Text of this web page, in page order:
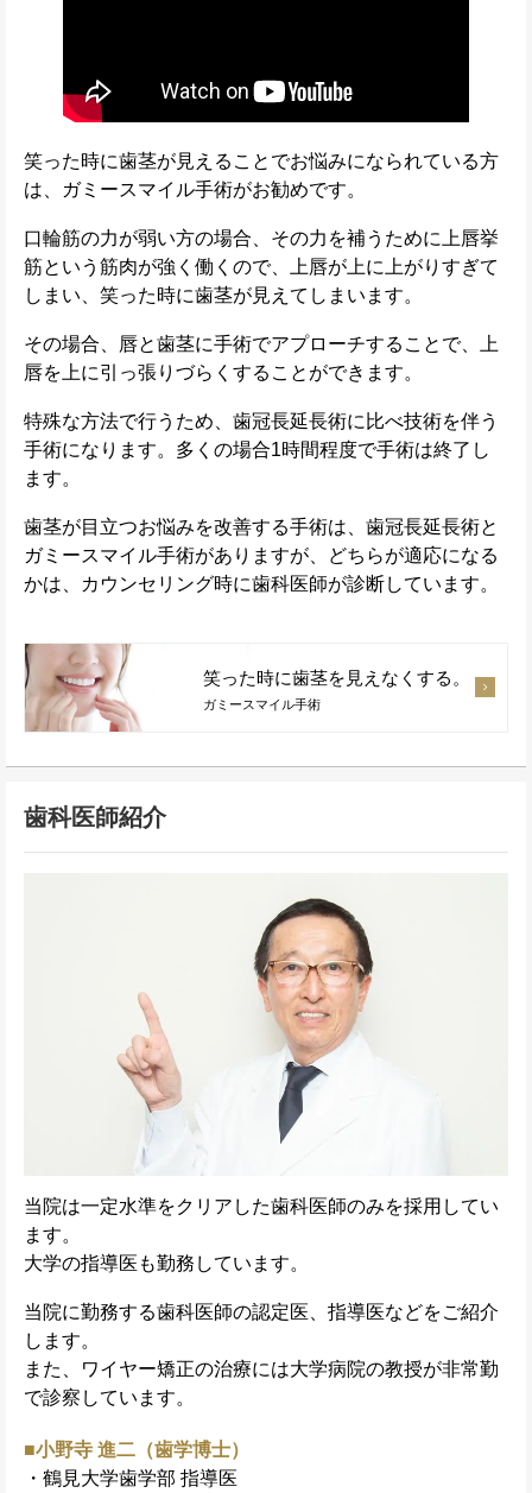
笑った時に歯茎が見えることでお悩みになられている方
は、ガミースマイル手術がお勧めです。
口輪筋の力が弱い方の場合、その力を補うために上唇挙
筋という筋肉が強く働くので、上唇が上に上がりすぎて
しまい、笑った時に歯茎が見えてしまいます。
その場合、唇と歯茎に手術でアプローチすることで、上
唇を上に引っ張りづらくすることができます。
特殊な方法で行うため、歯冠長延長術に比べ技術を伴う
手術になります。多くの場合1時間程度で手術は終了し
ます。
歯茎が目立つお悩みを改善する手術は、歯冠長延長術と
ガミースマイル手術がありますが、どちらが適応になる
かは、カウンセリング時に歯科医師が診断しています。
笑った時に歯茎を見えなくする。
ガミースマイル手術
歯科医師紹介
当院は一定水準をクリアした歯科医師のみを採用してい
ます。
大学の指導医も勤務しています。
当院に勤務する歯科医師の認定医、指導医などをご紹介
します。
また、ワイヤー矯正の治療には大学病院の教授が非常勤
で診察しています。
■小野寺 進二（歯学博士）
・鶴見大学歯学部 指導医